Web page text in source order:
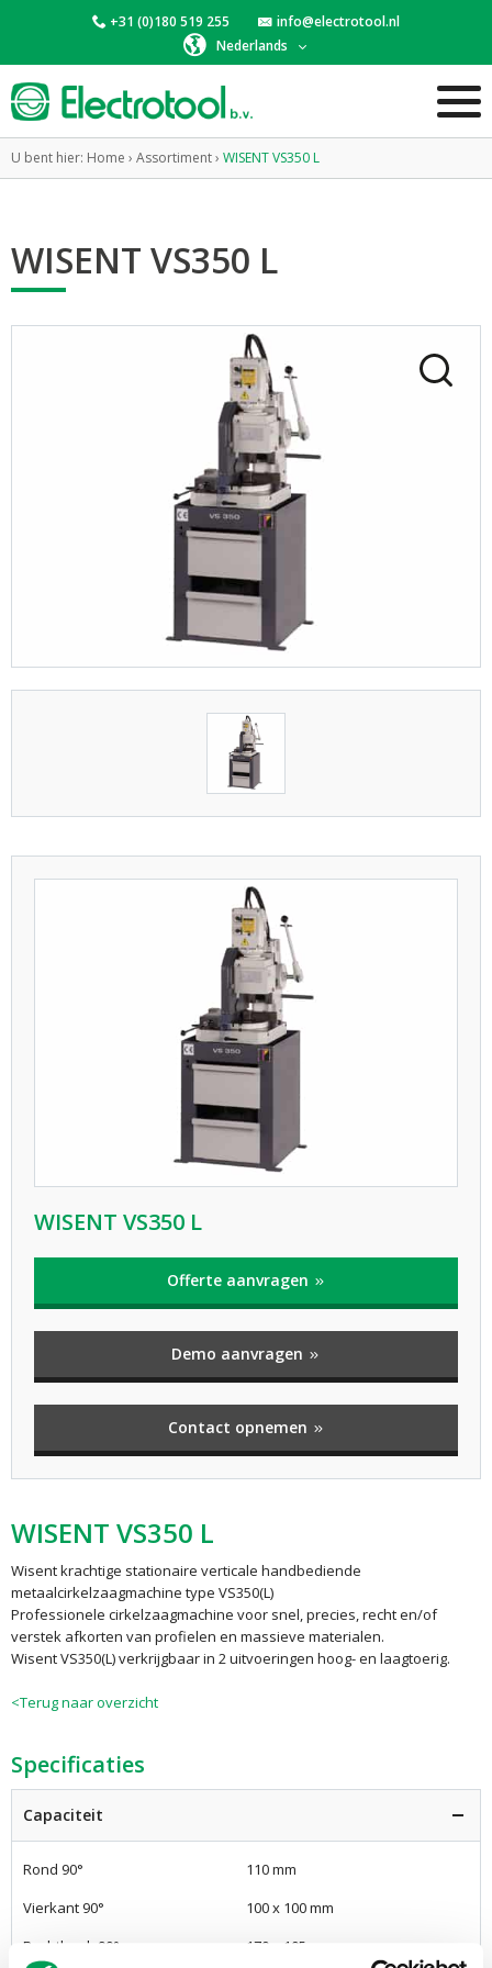
+31 (0)180 519 255
info@electrotool.nl
Nederlands
U bent hier: Home › Assortiment› WISENT VS350 L
WISENT VS350 L
WISENT VS350 L
Offerte aanvragen
Demo aanvragen
Contact opnemen
WISENT VS350 L
Wisent krachtige stationaire verticale handbediende
metaalcirkelzaagmachine type VS350(L)
Professionele cirkelzaagmachine voor snel, precies, recht en/of
verstek afkorten van profielen en massieve materialen.
Wisent VS350(L) verkrijgbaar in 2 uitvoeringen hoog- en laagtoerig.
<Terug naar overzicht
Specificaties
Capaciteit
Rond 90°
110 mm
Vierkant 90°
100 x 100 mm
Rechthoek 90°
170 x 105 mm